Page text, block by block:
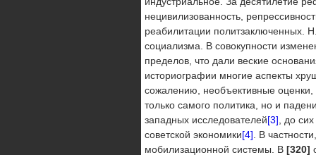
нецивили­зованность,
реабилитации политзаключенных.
социализма. В совокупности
пределов, что дали ве­ские
историографии многие аспекты
сожалению, необъективные
только самого политика, но и
западных исследователей[3] , до
советской экономики[4] . В
мобилизационной системы. В [320]